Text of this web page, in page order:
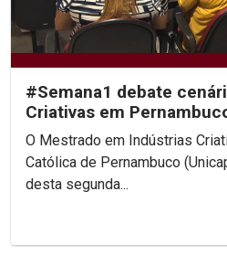
#Semana1 debate
Criativas em
O Mestrado em Indústrias
Católica de Pernambuco
desta segunda...